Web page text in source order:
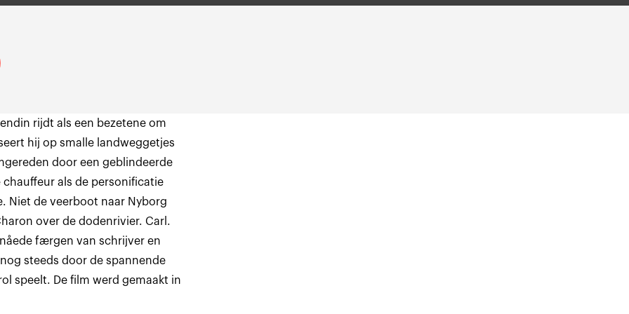
rijdt als een bezetene om
hij op smalle landweggetjes
door een geblindeerde
als de personificatie
Niet de veerboot naar Nyborg
over de dodenrivier. Carl.
færgen van schrijver en
steeds door de spannende
speelt. De film werd gemaakt in